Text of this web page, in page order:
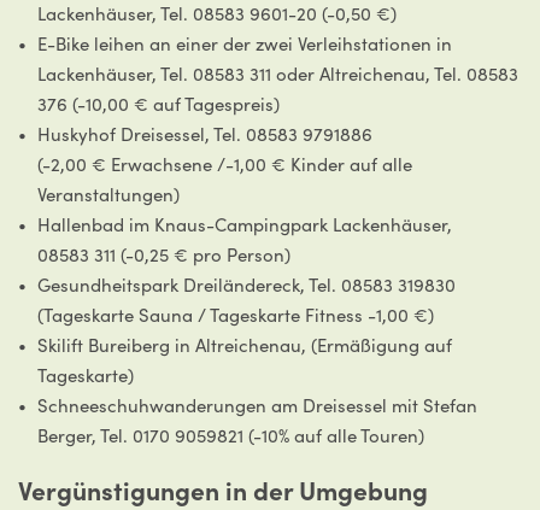
Lackenhäuser, Tel. 08583 9601-20 (-0,50 €)
E-Bike leihen an einer der zwei Verleihstationen in
Lackenhäuser, Tel. 08583 311 oder Altreichenau, Tel. 08583
376 (-10,00 € auf Tagespreis)
Huskyhof Dreisessel, Tel. 08583 9791886
(-2,00 € Erwachsene /-1,00 € Kinder auf alle
Veranstaltungen)
Hallenbad im Knaus-Campingpark Lackenhäuser,
08583 311 (-0,25 € pro Person)
Gesundheitspark Dreiländereck, Tel. 08583 319830
(Tageskarte Sauna / Tageskarte Fitness -1,00 €)
Skilift Bureiberg in Altreichenau, (Ermäßigung auf
Tageskarte)
Schneeschuhwanderungen am Dreisessel mit Stefan
Berger, Tel. 0170 9059821 (-10% auf alle Touren)
Vergünstigungen in der Umgebung